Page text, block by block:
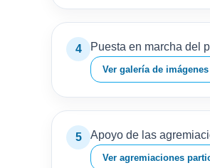
4 Puesta en marcha del
Ver galería de
5 Apoyo de las
Ver agremiaciones